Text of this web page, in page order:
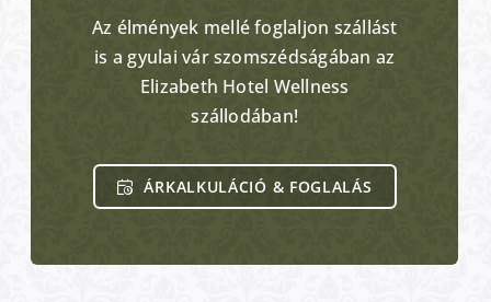
Az élmények mellé foglaljon szállást
is a gyulai vár szomszédságában az
Elizabeth Hotel Wellness
szállodában!
ÁRKALKULÁCIÓ & FOGLALÁS